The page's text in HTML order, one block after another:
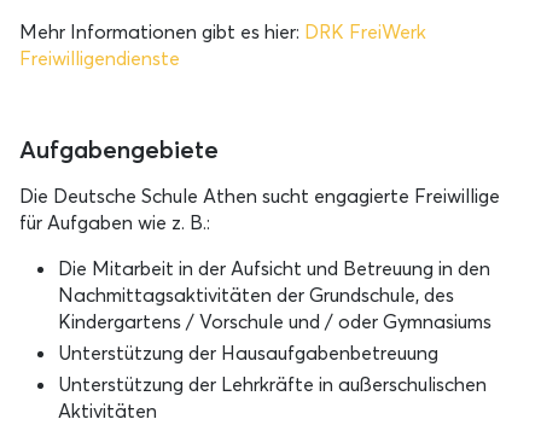
Mehr Informationen gibt es hier: DRK FreiWerk
Freiwilligendienste
Aufgabengebiete
Die Deutsche Schule Athen sucht engagierte Freiwillige
für Aufgaben wie z. B.:
Die Mitarbeit in der Aufsicht und Betreuung in den
Nachmittagsaktivitäten der Grundschule, des
Kindergartens / Vorschule und / oder Gymnasiums
Unterstützung der Hausaufgabenbetreuung
Unterstützung der Lehrkräfte in außerschulischen
Aktivitäten